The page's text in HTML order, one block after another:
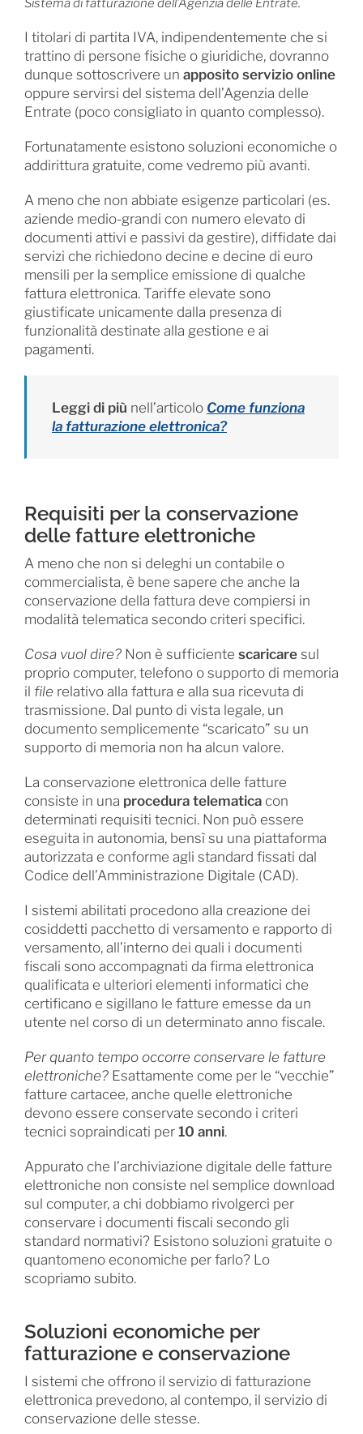
Sistema di fatturazione dell’Agenzia delle Entrate.
I titolari di partita IVA, indipendentemente che si
trattino di persone fisiche o giuridiche, dovranno
dunque sottoscrivere un apposito servizio online
oppure servirsi del sistema dell’Agenzia delle
Entrate (poco consigliato in quanto complesso).
Fortunatamente esistono soluzioni economiche o
addirittura gratuite, come vedremo più avanti.
A meno che non abbiate esigenze particolari (es.
aziende medio-grandi con numero elevato di
documenti attivi e passivi da gestire), diffidate dai
servizi che richiedono decine e decine di euro
mensili per la semplice emissione di qualche
fattura elettronica. Tariffe elevate sono
giustificate unicamente dalla presenza di
funzionalità destinate alla gestione e ai
pagamenti.
Leggi di più nell’articolo Come funziona
la fatturazione elettronica?
Requisiti per la conservazione
delle fatture elettroniche
A meno che non si deleghi un contabile o
commercialista, è bene sapere che anche la
conservazione della fattura deve compiersi in
modalità telematica secondo criteri specifici.
Cosa vuol dire?Non è sufficiente scaricaresul
proprio computer, telefono o supporto di memoria
il filerelativo alla fattura e alla sua ricevuta di
trasmissione. Dal punto di vista legale, un
documento semplicemente “scaricato” su un
supporto di memoria non ha alcun valore.
La conservazione elettronica delle fatture
consiste in una procedura telematicacon
determinati requisiti tecnici. Non può essere
eseguita in autonomia, bensì su una piattaforma
autorizzata e conforme agli standard fissati dal
Codice dell’Amministrazione Digitale (CAD).
I sistemi abilitati procedono alla creazione dei
cosiddetti pacchetto di versamento e rapporto di
versamento, all’interno dei quali i documenti
fiscali sono accompagnati da firma elettronica
qualificata e ulteriori elementi informatici che
certificano e sigillano le fatture emesse da un
utente nel corso di un determinato anno fiscale.
Per quanto tempo occorre conservare le fatture
elettroniche?Esattamente come per le “vecchie”
fatture cartacee, anche quelle elettroniche
devono essere conservate secondo i criteri
tecnici sopraindicati per 10 anni.
Appurato che l’archiviazione digitale delle fatture
elettroniche non consiste nel semplice download
sul computer, a chi dobbiamo rivolgerci per
conservare i documenti fiscali secondo gli
standard normativi? Esistono soluzioni gratuite o
quantomeno economiche per farlo? Lo
scopriamo subito.
Soluzioni economiche per
fatturazione e conservazione
I sistemi che offrono il servizio di fatturazione
elettronica prevedono, al contempo, il servizio di
conservazione delle stesse.